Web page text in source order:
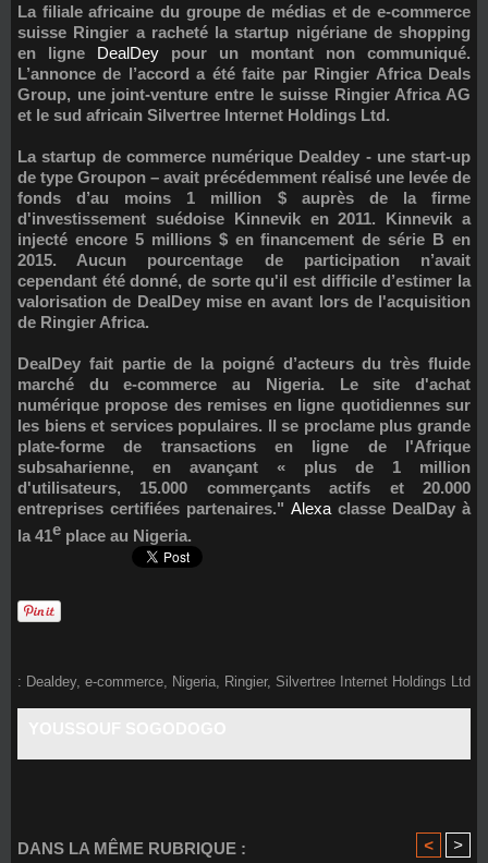
La filiale africaine du groupe de médias et de e-commerce
suisse Ringier a racheté la startup nigériane de shopping
en ligne DealDey pour un montant non communiqué.
L’annonce de l’accord a été faite par Ringier Africa Deals
Group, une joint-venture entre le suisse Ringier Africa AG
et le sud africain Silvertree Internet Holdings Ltd.
La startup de commerce numérique Dealdey - une start-up
de type Groupon – avait précédemment réalisé une levée de
fonds d’au moins 1 million $ auprès de la firme
d'investissement suédoise Kinnevik en 2011. Kinnevik a
injecté encore 5 millions $ en financement de série B en
2015. Aucun pourcentage de participation n’avait
cependant été donné, de sorte qu'il est difficile d’estimer la
valorisation de DealDey mise en avant lors de l'acquisition
de Ringier Africa.
DealDey fait partie de la poigné d’acteurs du très fluide
marché du e-commerce au Nigeria. Le site d'achat
numérique propose des remises en ligne quotidiennes sur
les biens et services populaires. Il se proclame plus grande
plate-forme de transactions en ligne de l'Afrique
subsaharienne, en avançant « plus de 1 million
d'utilisateurs, 15.000 commerçants actifs et 20.000
entreprises certifiées partenaires." Alexa classe DealDay à
la 41e place au Nigeria.
: Dealdey, e-commerce, Nigeria, Ringier, Silvertree Internet Holdings Ltd
DANS LA MÊME RUBRIQUE : < >